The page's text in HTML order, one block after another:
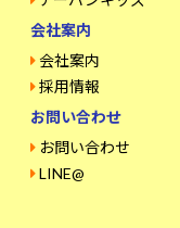
会社案内
会社案内
採用情報
お問い合わせ
お問い合わせ
LINE@